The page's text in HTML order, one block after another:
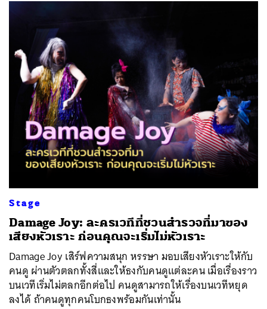
Stage
Damage Joy: ละครเวทีที่ชวนสำรวจที่มาของ
เสียงหัวเราะ ก่อนคุณจะเริ่มไม่หัวเราะ
Damage Joy เสิร์ฟความสนุก หรรษา มอบเสียงหัวเราะให้กับ
คนดู ผ่านตัวตลกทั้งสี่และให้ธงกับคนดูแต่ละคน เมื่อเรื่องราว
บนเวทีเริ่มไม่ตลกอีกต่อไป คนดูสามารถให้เรื่องบนเวทีหยุด
ลงได้ ถ้าคนดูทุกคนโบกธงพร้อมกันเท่านั้น